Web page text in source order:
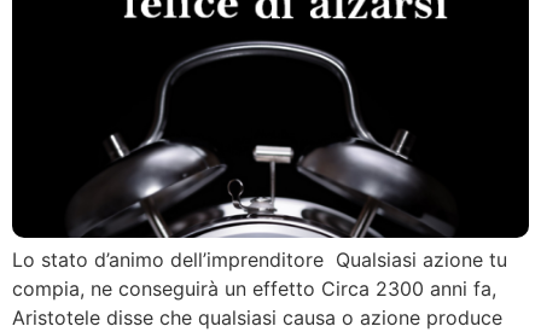
Lo stato d’animo dell’imprenditore Qualsiasi azione tu
compia, ne conseguirà un effetto Circa 2300 anni fa,
Aristotele disse che qualsiasi causa o azione produce